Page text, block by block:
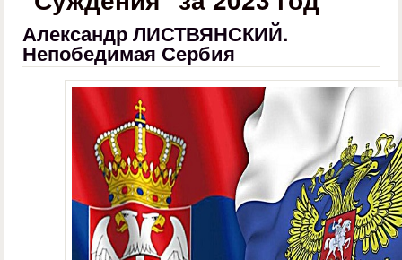
Александр ЛИСТВЯНСКИЙ.
Непобедимая Сербия